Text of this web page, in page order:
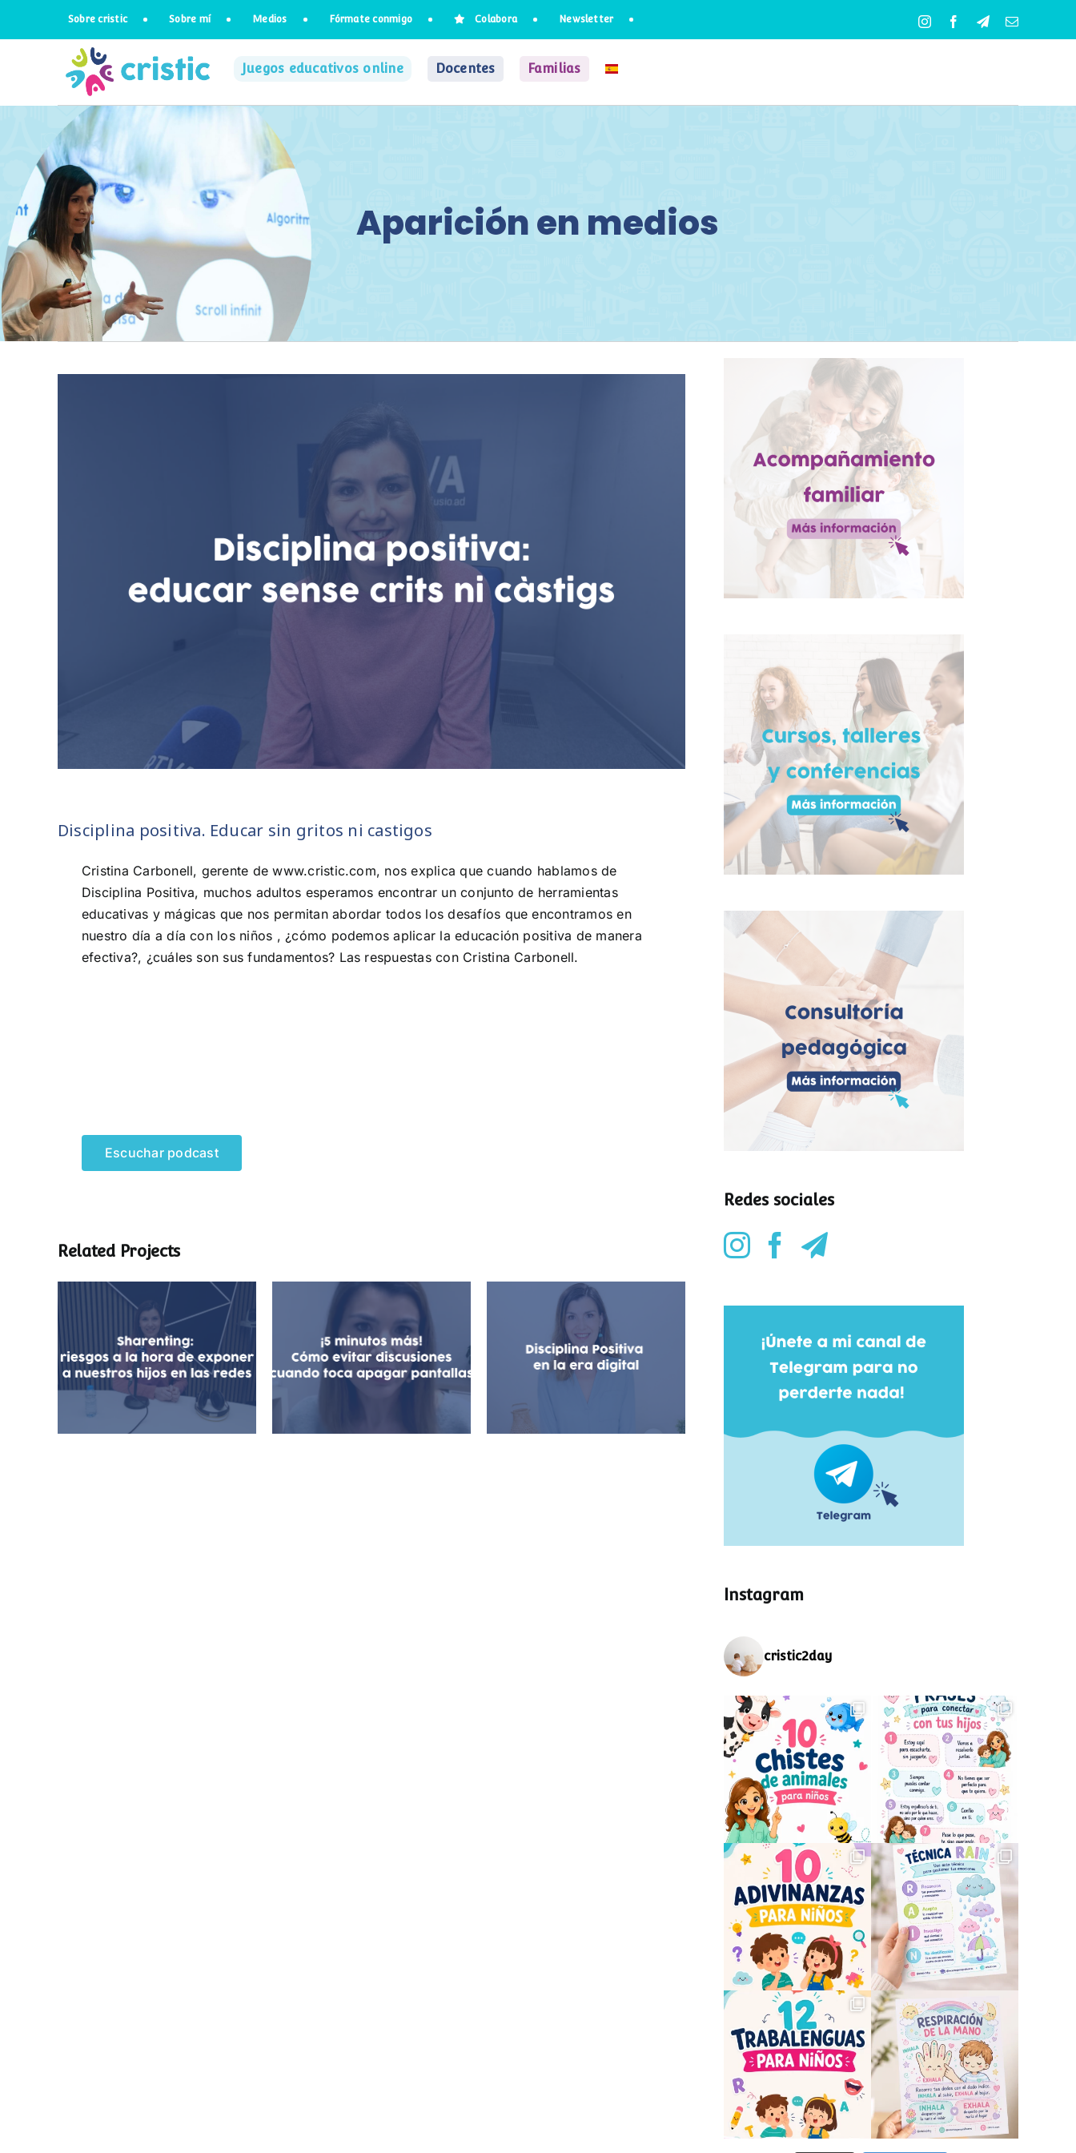
Sobre cristic Sobre mí Medios Fórmate conmigo Colabora Newsletter InstagramFacebookTelegramCorreo
Juegos educativos online Docentes Familias
Aparición en medios
Disciplina positiva. Educar sin gritos ni castigos
Cristina Carbonell, gerente de www.cristic.com, nos explica que cuando hablamos de
Disciplina Positiva, muchos adultos esperamos encontrar un conjunto de herramientas
educativas y mágicas que nos permitan abordar todos los desafíos que encontramos en
nuestro día a día con los niños , ¿cómo podemos aplicar la educación positiva de manera
efectiva?, ¿cuáles son sus fundamentos? Las respuestas con Cristina Carbonell.
Escuchar podcast
Related Projects
Sharenting: exposición de
menores en redes
sociales
¡5 minutos más! Cómo
evitar discusiones
cuando toca apagar las
Disciplina Positiva en la
Era Digital
Sharenting: exposición de
menores en redes
sociales
Redes sociales
Instagram
cristic2day